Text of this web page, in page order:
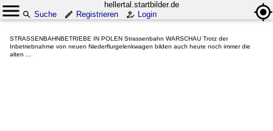
hellertal.startbilder.de
Suche
Registrieren Login
STRASSENBAHNBETRIEBE IN POLEN Strassenbahn WARSCHAU Trotz der
Inbetriebnahme von neuen Niederflurgelenkwagen bilden auch heute noch immer die
alten ...